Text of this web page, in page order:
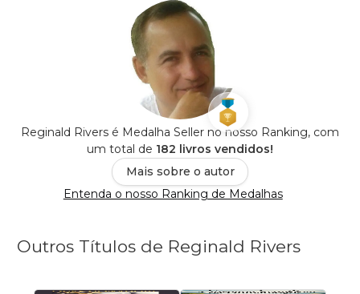
Reginald Rivers é Medalha Seller no nosso Ranking, com
um total de 182 livros vendidos!
Mais sobre o autor
Entenda o nosso Ranking de Medalhas
Outros Títulos de Reginald Rivers